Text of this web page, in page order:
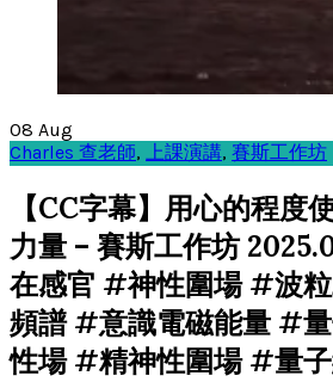
08 Aug
Charles 查老師, 上課演講, 賽斯工作坊
【CC字幕】用心的程度
力量 – 賽斯工作坊
在感官 #神性圍場 #波
頻譜 #意識電磁能量 #
性場 #精神性圍場 #量